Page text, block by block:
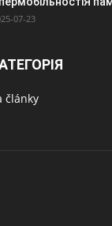
07-23
články